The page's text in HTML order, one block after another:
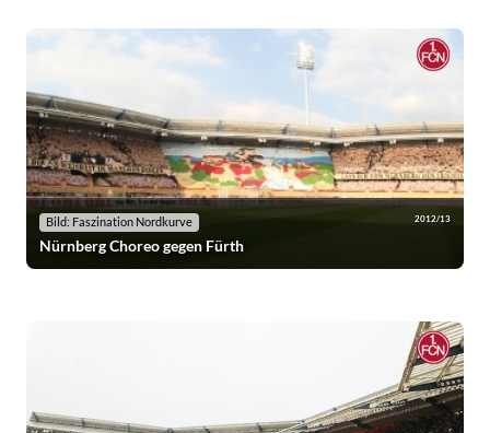
Bild: Faszination Nordkurve 2012/13
Nürnberg Choreo gegen Fürth